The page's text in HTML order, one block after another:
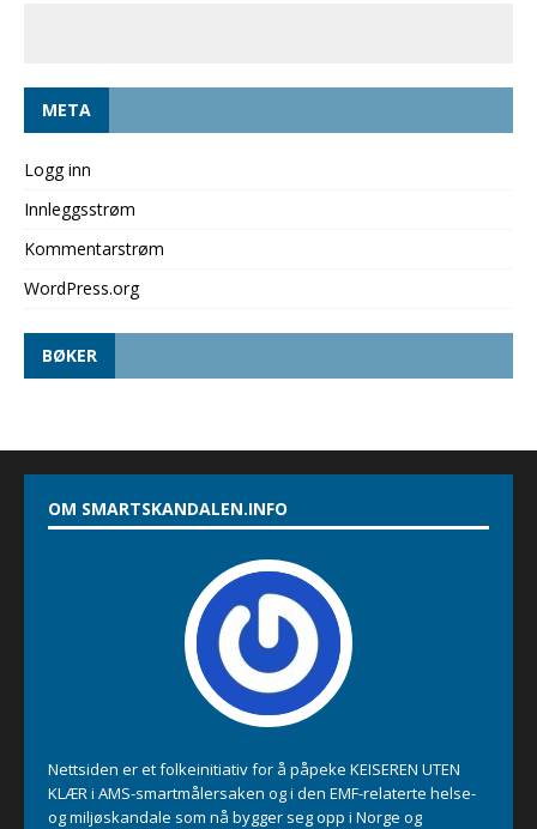
META
Logg inn
Innleggsstrøm
Kommentarstrøm
WordPress.org
BØKER
OM SMARTSKANDALEN.INFO
Nettsiden er et folkeinitiativ for å påpeke KEISEREN UTEN
KLÆR i AMS-smartmålersaken og i den EMF-relaterte helse-
og miljøskandale som nå bygger seg opp i Norge og